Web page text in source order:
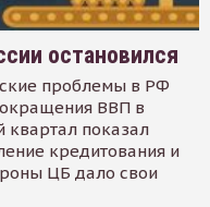
остановился
проблемы в РФ
ВВП в
квартал показал
кредитования и
ЦБ дало свои